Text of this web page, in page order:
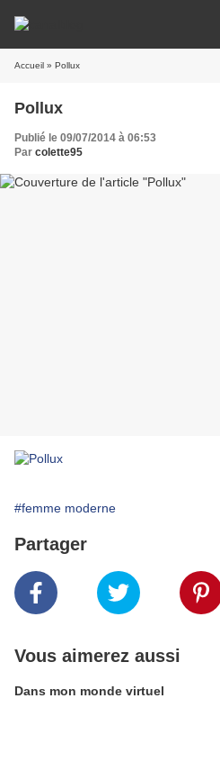
Accueil » Pollux
Pollux
Publié le 09/07/2014 à 06:53
Par colette95
#femme moderne
Partager
Vous aimerez aussi
Dans mon monde virtuel